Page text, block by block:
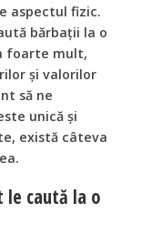
aspectul fizic.
bărbații la o
foarte mult,
și valorilor
să ne
unică și
există câteva
le caută la o